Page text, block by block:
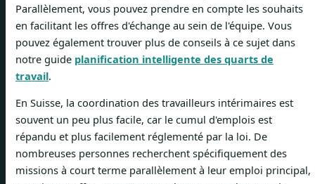
Parallèlement, vous pouvez prendre en compte les souhaits
en facilitant les offres d'échange au sein de l'équipe. Vous
pouvez également trouver plus de conseils à ce sujet dans
notre guide planification intelligente des quarts de
travail.
En Suisse, la coordination des travailleurs intérimaires est
souvent un peu plus facile, car le cumul d'emplois est
répandu et plus facilement réglementé par la loi. De
nombreuses personnes recherchent spécifiquement des
missions à court terme parallèlement à leur emploi principal,